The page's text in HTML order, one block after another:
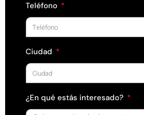
Teléfono
Ciudad
¿En qué estás interesado?